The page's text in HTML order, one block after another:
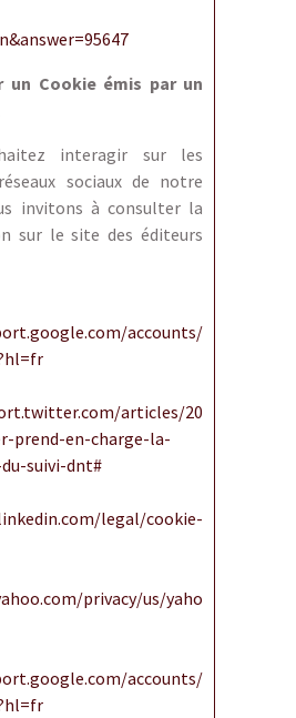
un Cookie émis par un
interagir sur les
sociaux de notre
invitons à consulter la
sur le site des éditeurs
accounts/
articles/20
prend-en-charge-la-
suivi-dnt#
legal/cookie-
privacy/us/yaho
accounts/